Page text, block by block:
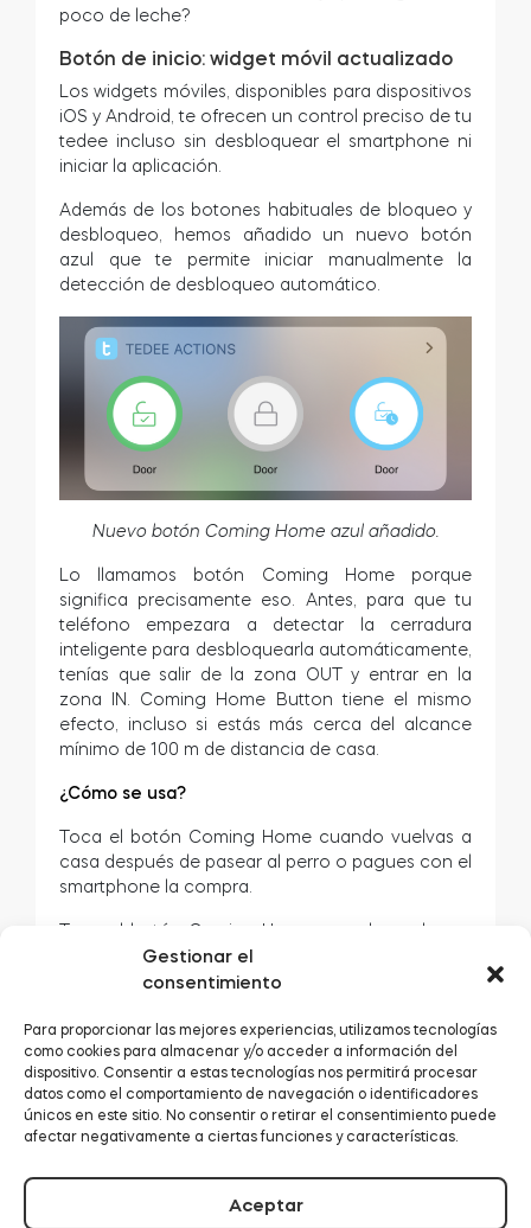
Gestionar el
consentimiento
Para proporcionar las mejores experiencias, utilizamos tecnologías
como cookies para almacenar y/o acceder a información del
dispositivo. Consentir a estas tecnologías nos permitirá procesar
datos como el comportamiento de navegación o identificadores
únicos en este sitio. No consentir o retirar el consentimiento puede
afectar negativamente a ciertas funciones y características.
Aceptar
poco de leche?
Botón de inicio: widget móvil actualizado
Los widgets móviles, disponibles para dispositivos
iOS y Android, te ofrecen un control preciso de tu
tedee incluso sin desbloquear el smartphone ni
iniciar la aplicación.
Además de los botones habituales de bloqueo y
desbloqueo, hemos añadido un nuevo botón
azul que te permite iniciar manualmente la
detección de desbloqueo automático.
Nuevo botón Coming Home azul añadido.
Lo llamamos botón Coming Home porque
significa precisamente eso. Antes, para que tu
teléfono empezara a detectar la cerradura
inteligente para desbloquearla automáticamente,
tenías que salir de la zona OUT y entrar en la
zona IN. Coming Home Button tiene el mismo
efecto, incluso si estás más cerca del alcance
mínimo de 100 m de distancia de casa.
¿Cómo se usa?
Toca el botón Coming Home cuando vuelvas a
casa después de pasear al perro o pagues con el
smartphone la compra.
Toca el botón Coming Home cuando vuelvas a
casa tras pasear al perro o pagues con el
smartphone la compra.
Tu teléfono empezará a detectar tu cerradura a
través de Bluetooth – como si salieras de la zona
OUT y volvieras a la zona IN.
Cuando tu smartphone y tu cerradura inteligente
tedee se conecten mediante Bluetooth, tu
el bolsillo o las manos llenas de comestibles.